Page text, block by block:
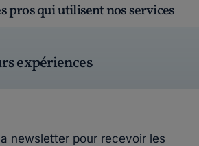
pros qui utilisent nos services
expériences
newsletter pour recevoir les